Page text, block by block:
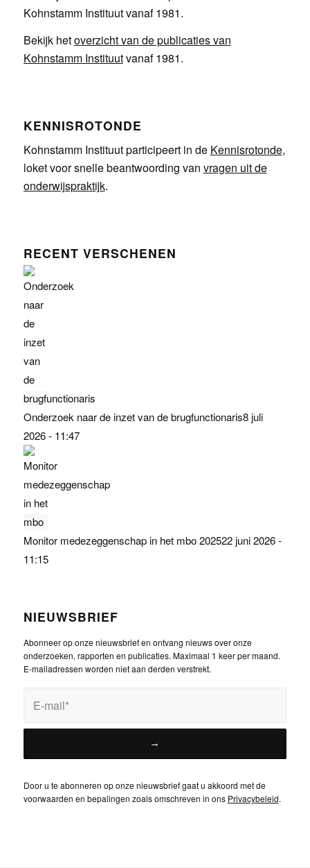
Bekijk hetoverzicht van de publicaties van
Kohnstamm Instituutvanaf 1981.
KENNISROTONDE
Kohnstamm Instituut participeert in de Kennisrotonde,
loket voor snelle beantwoording van vragen uit de
onderwijspraktijk.
RECENT VERSCHENEN
Onderzoek naar de inzet van de brugfunctionaris8 juli
2026 - 11:47
Monitor medezeggenschap in het mbo 202522 juni 2026 -
11:15
NIEUWSBRIEF
Abonneer op onze nieuwsbrief en ontvang nieuws over onze
onderzoeken, rapporten en publicaties. Maximaal 1 keer per maand.
E-mailadressen worden niet aan derden verstrekt.
Door u te abonneren op onze nieuwsbrief gaat u akkoord met de
voorwaarden en bepalingen zoals omschreven in ons Privacybeleid.